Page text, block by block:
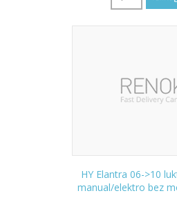
HY Elantra 06->10
manual/elektro bez